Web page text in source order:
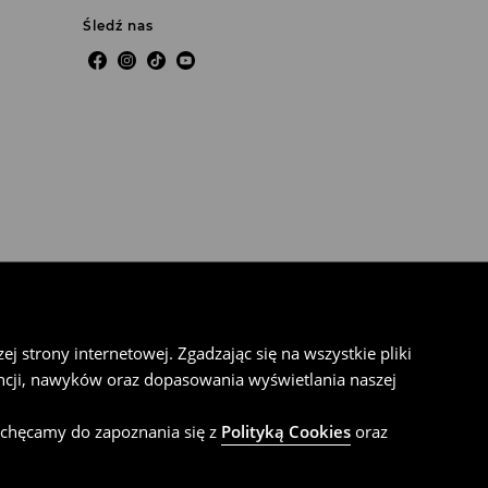
strony internetowej. Zgadzając się na wszystkie pliki
nawyków oraz dopasowania wyświetlania naszej
do zapoznania się z Polityką Cookies oraz
rękawem damskie
Śledź nas